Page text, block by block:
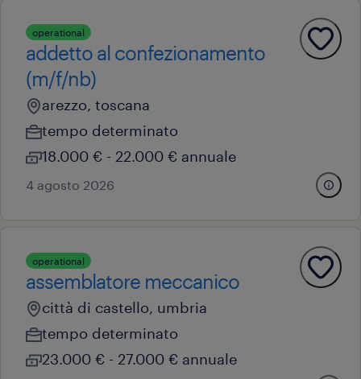
operational
addetto al confezionamento
(m/f/nb)
arezzo, toscana
tempo determinato
18.000 € - 22.000 € annuale
4 agosto 2026
operational
assemblatore meccanico
città di castello, umbria
tempo determinato
23.000 € - 27.000 € annuale